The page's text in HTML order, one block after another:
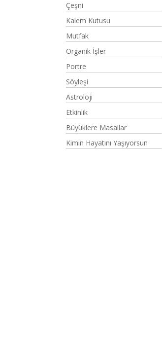
Çeşni
Kalem Kutusu
Mutfak
Organik İşler
Portre
Söyleşi
Astroloji
Etkinlik
Büyüklere Masallar
Kimin Hayatını Yaşıyorsun